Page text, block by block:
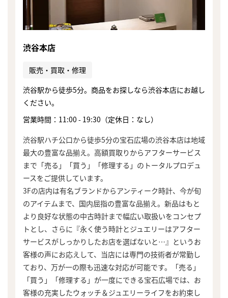
渋谷本店
販売・買取・修理
渋谷駅から徒歩5分。商品をお探しなら渋谷本店にお越し
ください。
営業時間：11:00 - 19:30（定休日：なし）
渋谷駅ハチ公口から徒歩5分の宝石広場の渋谷本店は地域
最大の豊富な品揃え。高額買取りからアフターサービス
まで「売る」「買う」「修理する」のトータルプロデュ
ースをご提供しています。
3Fの店内は有名ブランドからアンティーク時計、今が旬
のアイテムまで、国内屈指の豊富な品揃え。新品はもと
より良好な状態の中古時計まで幅広い取扱いをコンセプ
トとし、さらに『永く使う時計とジュエリーはアフター
サービスがしっかりしたお店を選ばないと…』というお
客様の声にお応えして、当店には専門の技術者が常勤し
ており、万が一の際も迅速な対応が可能です。「売る」
「買う」「修理する」が一度にできる宝石広場では、お
客様の充実したウォッチ＆ジュエリーライフをお約束し